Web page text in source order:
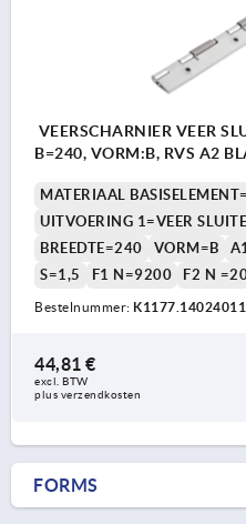
VEERSCHARNIER VEER
B=240, VORM:B,
MATERIAAL
UITVOERING 1=VEER
BREEDTE=240
VORM=B
S=1,5
F1 N=9200 F2 N
Bestelnummer: K1177.14024011
44,81 €
excl. BTW
plus verzendkosten
FORMS